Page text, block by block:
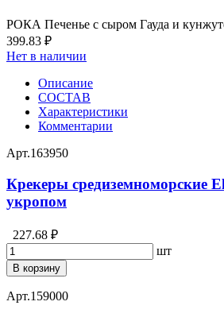
РОКА Печенье с сыром Гауда и
399.83 ₽
Нет в наличии
Описание
СОСТАВ
Характеристики
Комментарии
Арт.163950
Крекеры средиземноморские
укропом
227.68 ₽
шт
В корзину
Арт.159000